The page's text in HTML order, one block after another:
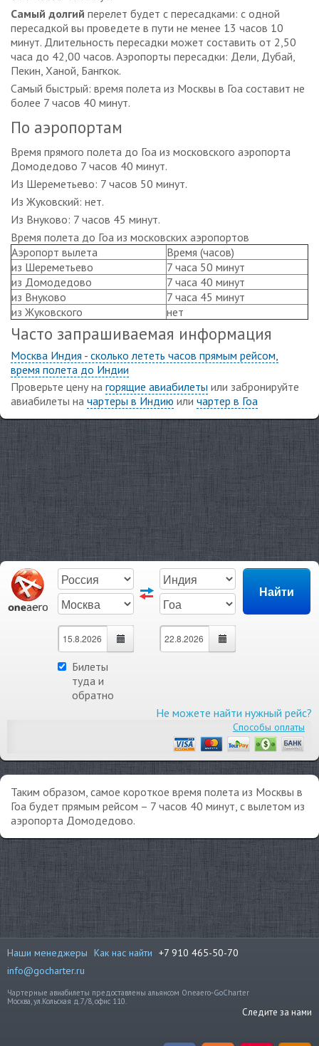
Самый долгий перелет будет с пересадками: с одной
пересадкой вы проведете в пути не менее 13 часов 10
минут. Длительность пересадки может составить от 2,50
часа до 42,00 часов. Аэропорты пересадки: Дели, Дубай,
Пекин, Ханой, Бангкок.
Самый быстрый: время полета из Москвы в Гоа составит не
более 7 часов 40 минут.
По аэропортам
Время прямого полета до Гоа из московского аэропорта
Домодедово 7 часов 40 минут.
Из Шереметьево: 7 часов 50 минут.
Из Жуковский: нет.
Из Внуково: 7 часов 45 минут.
Время полета до Гоа из московских аэропортов
Аэропорт вылета
Время (часов)
из Шереметьево
7 часа 50 минут
из Домодедово
7 часа 40 минут
из Внуково
7 часа 45 минут
из Жуковского
нет
Часто запрашиваемая информация
Москва Индия - сколько лететь часов прямым рейсом,
время полета до Индии
Проверьте цену на горящие авиабилеты или забронируйте
авиабилеты на чартеры в Индию или чартер в Гоа
Билеты
туда и
обратно
Не можете найти нужный рейс?
Способы оплаты
Таким образом, самое короткое время полета из Москвы в
Гоа будет прямым рейсом – 7 часов 40 минут, с вылетом из
аэропорта Домодедово.
Наши менеджеры Как нас найти +7 910 465-50-70
info@gocharter.ru
Чартерные авиабилеты предоставлены альянсом Oneaero-GoCharter
Москва, ул.Кольская д.7/8, офис 110.
Следите за нами